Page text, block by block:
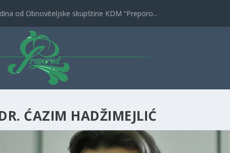
od Obnoviteljske skupštine KDM “Preporo...
ĆAZIM HADŽIMEJLIĆ